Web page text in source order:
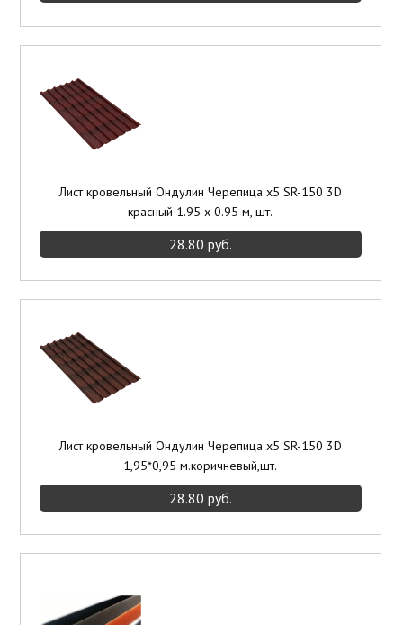
Лист кровельный Ондулин Черепица x5 SR-150 3D
красный 1.95 x 0.95 м, шт.
28.80 руб.
Лист кровельный Ондулин Черепица x5 SR-150 3D
1,95*0,95 м.коричневый,шт.
28.80 руб.